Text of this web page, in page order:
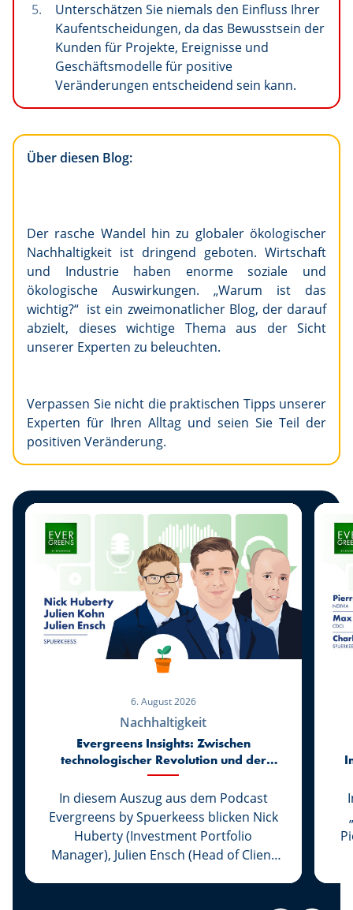
Unterschätzen Sie niemals den Einfluss Ihrer
Kaufentscheidungen, da das Bewusstsein der
Kunden für Projekte, Ereignisse und
Geschäftsmodelle für positive
Veränderungen entscheidend sein kann.
Über diesen Blog:
Der rasche Wandel hin zu globaler ökologischer
Nachhaltigkeit ist dringend geboten. Wirtschaft
und Industrie haben enorme soziale und
ökologische Auswirkungen. „Warum ist das
wichtig?“ ist ein zweimonatlicher Blog, der darauf
abzielt, dieses wichtige Thema aus der Sicht
unserer Experten zu beleuchten.
Verpassen Sie nicht die praktischen Tipps unserer
Experten für Ihren Alltag und seien Sie Teil der
positiven Veränderung.
6. August 2026
Nachhaltigkeit
Evergreens Insights: Zwischen
technologischer Revolution und der
Rückkehr zur Realität der Märkte
In diesem Auszug aus dem Podcast
Evergreens by Spuerkeess blicken Nick
Huberty (Investment Portfolio
Manager), Julien Ensch (Head of Client